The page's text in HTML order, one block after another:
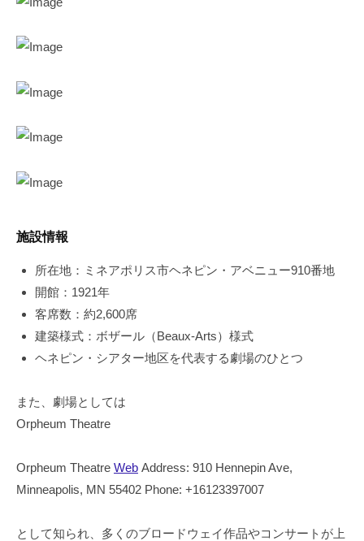
施設情報
所在地：ミネアポリス市ヘネピン・アベニュー910番地
開館：1921年
客席数：約2,600席
建築様式：ボザール（Beaux-Arts）様式
ヘネピン・シアター地区を代表する劇場のひとつ
また、劇場としては
Orpheum Theatre
Orpheum Theatre Web Address: 910 Hennepin Ave,
Minneapolis, MN 55402 Phone: +16123397007
として知られ、多くのブロードウェイ作品やコンサートが上